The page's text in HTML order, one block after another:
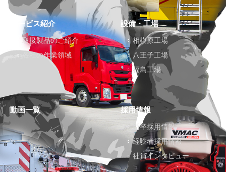
サービス紹介
取扱製品のご紹介
各社の作業領域
設備・工場
相模原工場
八王子工場
福島工場
動画一覧 採用情報
新卒採用情報
経験者採用情報
社員インタビュー